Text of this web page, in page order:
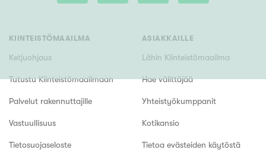
KIINTEISTÖMAAILMA
Ketjuohjaus
Tutustu Kiinteistömaailmaan
Palvelut rakennuttajille
Vastuullisuus
Tietosuojaseloste
ASIAKKAILLE
Lähin Kiinteistömaailma
Hae välittäjää
Yhteistyökumppanit
Kotikansio
Tietoa evästeiden käytöstä